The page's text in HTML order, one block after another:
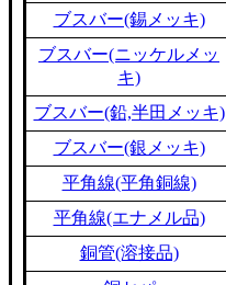
ブスバー(錫メッキ)
ブスバー(ニッケルメッ
キ)
ブスバー(鉛,半田メッキ)
ブスバー(銀メッキ)
平角線(平角銅線)
平角線(エナメル品)
銅管(溶接品)